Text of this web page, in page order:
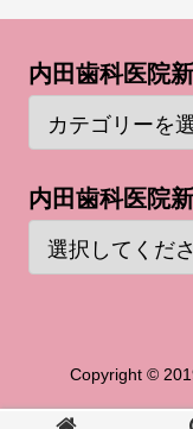
内田歯科医院
内田歯科医院
Copyright ©